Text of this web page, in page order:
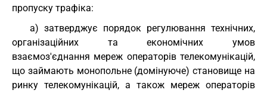
пропуску трафіка:
а) затверджує порядок регулювання технічних,
організаційних та економічних умов
взаємоз'єднання мереж операторів телекомунікацій,
що займають монопольне (домінуюче) становище на
ринку телекомунікацій, а також мереж операторів